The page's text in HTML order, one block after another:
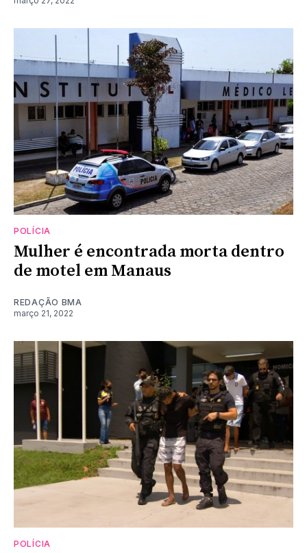
POLÍCIA
Mulher é encontrada morta dentro
de motel em Manaus
REDAÇÃO BMA
março 21, 2022
POLÍCIA